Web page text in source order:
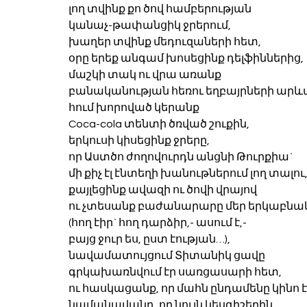
լող տվինք քո ծով համբերության
կանաչ-թափանցիկ ջրերում,
խաղեր տվինք մեդուզաների հետ,
օրը երեք անգամ խոսեցինք դելֆիններից,
մաշկի տակ ու վրա առանք
բանականության հեռու եղբայրների
հում խորոված կերանք
Coca-cola տենտի ծռված շուքին,
երկուսի կիսեցինք ջրերը,
որ Աստծո ժողովուրդն անցնի Թուրքիա`
մի քիչ էլ էնտեղի խանութներում լող տալու,
քայլեցինք ավազի ու ծովի վրայով
ու չտեսանք բաժանարարը մեր
(հող էիր` հող դարձիր,- ասում է,-
բայց ջուր ես, ըստ էության…),
նավամատույցում Տիտանիկ ցավը
գրկախառնվում էր սառցասարի հետ,
ու հասկացանք, որ մահն ընդամենը կինո է,